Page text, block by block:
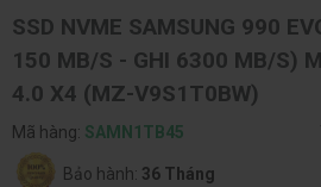
SSD NVME SAMSUNG 990
150 MB/S - GHI 6300 MB/S)
4.0 X4 (MZ-V9S1T0BW)
Mã hàng: SAMN1TB45
Bảo hành: 36 Tháng